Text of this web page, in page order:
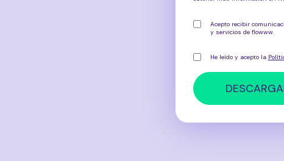
Acepto recibir
y servicios de flowww.
He leído y acepto la